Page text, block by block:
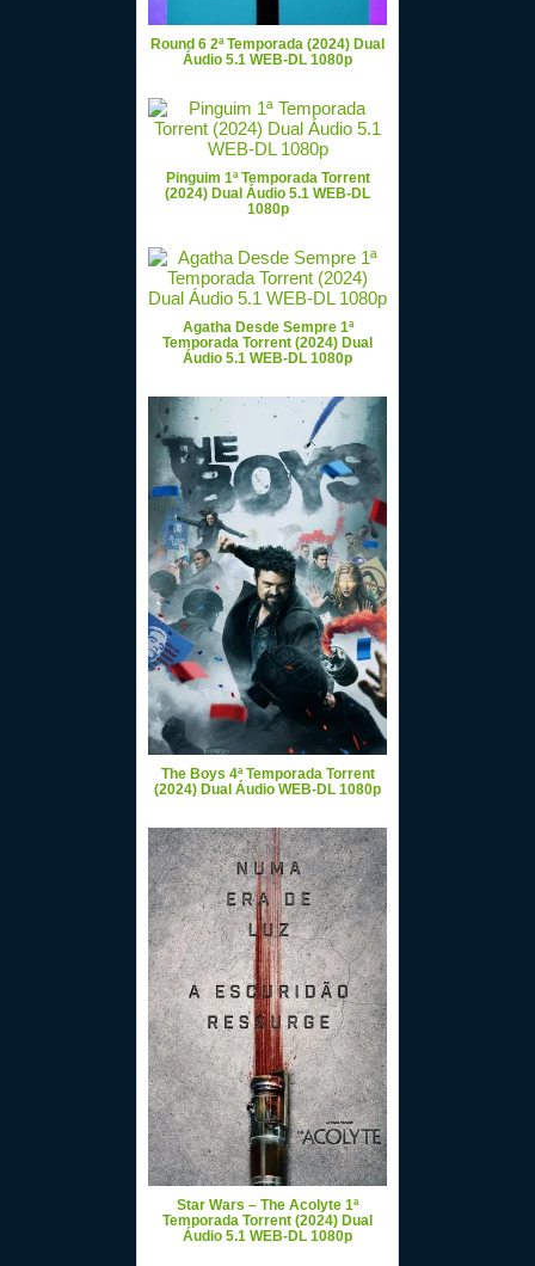
Round 6 2ª Temporada (2024) Dual
Áudio 5.1 WEB-DL 1080p
Pinguim 1ª Temporada Torrent
(2024) Dual Áudio 5.1 WEB-DL
1080p
Agatha Desde Sempre 1ª
Temporada Torrent (2024) Dual
Áudio 5.1 WEB-DL 1080p
The Boys 4ª Temporada Torrent
(2024) Dual Áudio WEB-DL 1080p
Star Wars – The Acolyte 1ª
Temporada Torrent (2024) Dual
Áudio 5.1 WEB-DL 1080p